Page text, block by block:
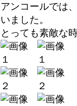
アンコールでは
いました。
とっても素敵な